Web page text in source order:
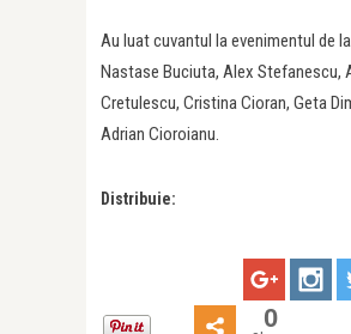
Au luat cuvantul la evenimentul de
Nastase Buciuta, Alex Stefanescu,
Cretulescu, Cristina Cioran, Geta
Adrian Cioroianu.
Distribuie:
0